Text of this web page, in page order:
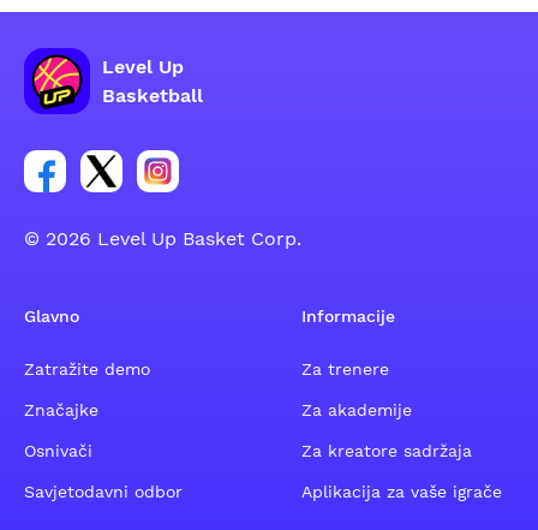
Level Up
Basketball
Poveznica za Facebook grupu
Poveznica za Twitter grupu
Poveznica za Instagram grupu
© 2026 Level Up Basket Corp.
Glavno
Zatražite demo
Značajke
Osnivači
Savjetodavni odbor
Informacije
Za trenere
Za akademije
Za kreatore sadržaja
Aplikacija za vaše igrače